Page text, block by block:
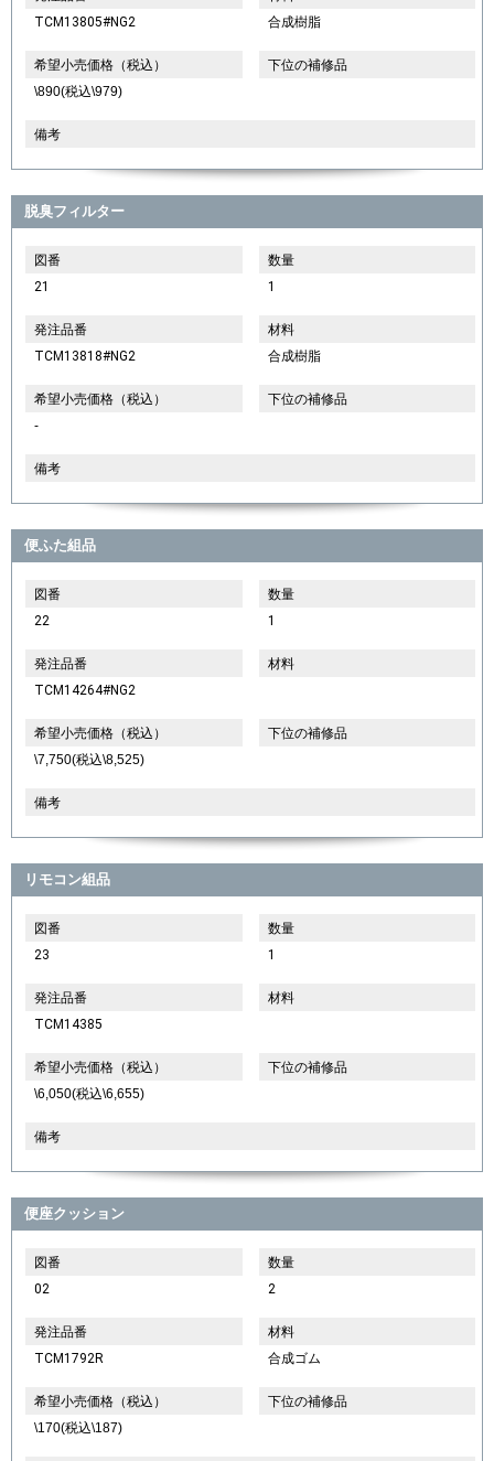
TCM13805#NG2
合成樹脂
希望小売価格（税込）
\890(税込\979)
下位の補修品
備考
脱臭フィルター
図番
21
数量
1
発注品番
TCM13818#NG2
材料
合成樹脂
希望小売価格（税込）
-
下位の補修品
備考
便ふた組品
図番
22
数量
1
発注品番
TCM14264#NG2
材料
希望小売価格（税込）
\7,750(税込\8,525)
下位の補修品
備考
リモコン組品
図番
23
数量
1
発注品番
TCM14385
材料
希望小売価格（税込）
\6,050(税込\6,655)
下位の補修品
備考
便座クッション
図番
02
数量
2
発注品番
TCM1792R
材料
合成ゴム
希望小売価格（税込）
\170(税込\187)
下位の補修品